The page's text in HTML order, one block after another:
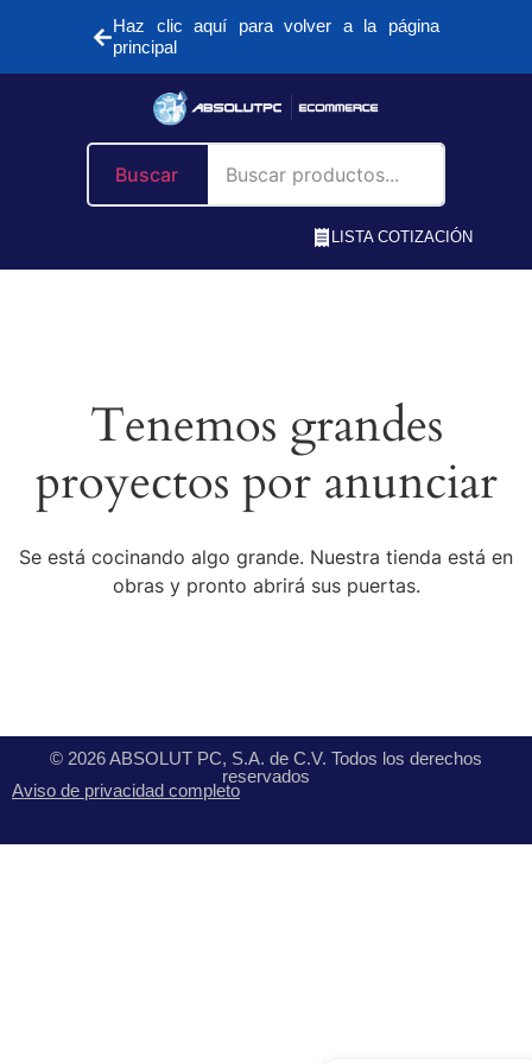
Haz clic aquí para volver a la página
principal
Buscar
LISTA COTIZACIÓN
Tenemos grandes
proyectos por anunciar
Se está cocinando algo grande. Nuestra tienda está en
obras y pronto abrirá sus puertas.
© 2026 ABSOLUT PC, S.A. de C.V. Todos los derechos
reservados
Aviso de privacidad completo